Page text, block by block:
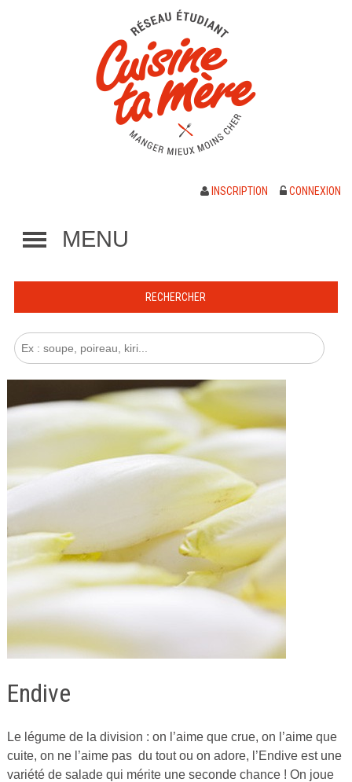
INSCRIPTION CONNEXION
MENU
Endive
Publié
le
27
Le légume de la division : on l’aime que crue, on l’aime que
cuite, on ne l’aime pas du tout ou on adore, l’Endive est une
variété de salade qui mérite une seconde chance ! On joue